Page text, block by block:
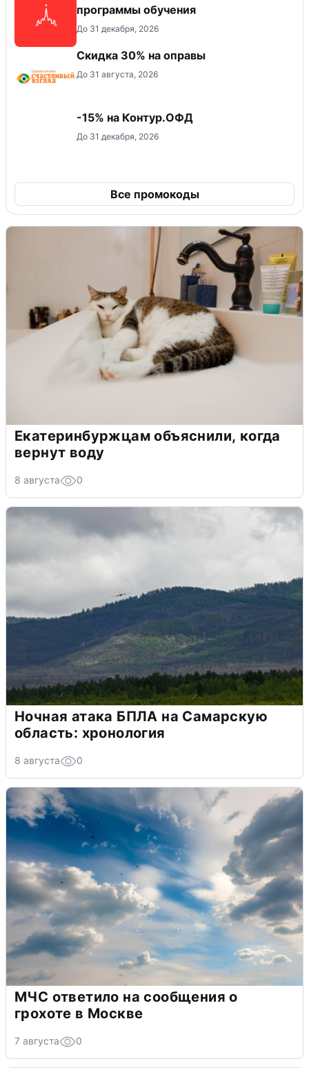
программы обучения
До 31 декабря, 2026
Скидка 30% на оправы
До 31 августа, 2026
-15% на Контур.ОФД
До 31 декабря, 2026
Все промокоды
Екатеринбуржцам объяснили, когда
вернут воду
8 августа 0
Ночная атака БПЛА на Самарскую
область: хронология
8 августа 0
МЧС ответило на сообщения о
грохоте в Москве
7 августа 0